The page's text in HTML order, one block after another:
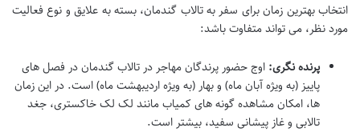
انتخاب بهترین زمان برای سفر به تالاب گندمان، بسته به علایق و نوع فعالیت
مورد نظر، می تواند متفاوت باشد:
پرنده نگری: اوج حضور پرندگان مهاجر در تالاب گندمان در فصل های
پاییز (به ویژه آبان ماه) و بهار (به ویژه اردیبهشت ماه) است. در این زمان
ها، امکان مشاهده گونه های کمیاب مانند لک لک خاکستری، جغد
تالابی و غاز پیشانی سفید، بیشتر است.